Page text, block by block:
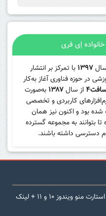
اِی فری
۱۳۹۷ با تمرکز بر انتشار
در حوزه فناوری آغاز به‌کار
از سال۱۳۸۷ به‌صورت
کاربردی و تخصصی
شده بود و اکنون نیز همان
تا بتوانند به مجموعه گسترده
دسترسی داشته باشند.
دانلود StartAllBack نسخه 3.9.22 استارت منو ویندوز ۱۰ و ۱۱ + لینک